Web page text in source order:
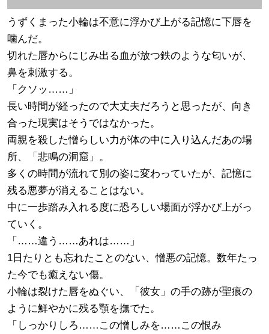
うずくまった小輪は不意に浮かび上がる記憶に下唇を
噛んだ。
切れた唇からにじみ出る血が放つ鉄のような匂いが、
鼻を刺激する。
「クソッ……」
長い時間が経ったので大丈夫だろうと思ったが、向き
合った現実はそうではなかった。
両親を殺した憎らしい力が体の中に入り込んだあの場
所、「悲鳴の洞窟」。
多くの時間が流れて別の姿に変わっていたが、記憶に
残る悪夢が消えることはない。
中に一歩踏み入れる度に恐ろしい場面が浮かび上がっ
ていく。
「……違う……あれは……」
1日たりとも忘れたことのない、憎悪の記憶。数年たっ
た今でも癒えない傷。
小輪は裂けた唇をぬぐい、「彼女」の手の跡が聖痕の
ように鮮やかに残る顎を撫でた。
「しっかりしろ……この憎しみを……この恨み